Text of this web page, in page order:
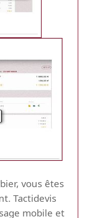
vous êtes
Tactidevis
mobile et